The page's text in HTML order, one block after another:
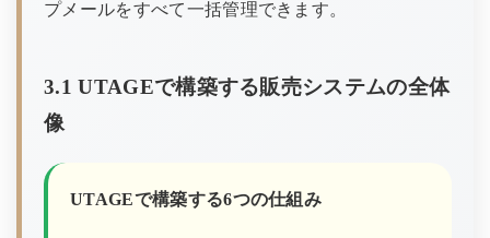
プメールをすべて一括管理できます。
3.1 UTAGEで構築する販売システムの全体
像
UTAGEで構築する6つの仕組み